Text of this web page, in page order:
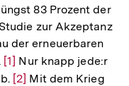
83 Prozent der
zur Akzeptanz
der erneuerbaren
Zur
Auflösung
[1] Nur knapp jede:r
Zur
[2] Mit dem Krieg